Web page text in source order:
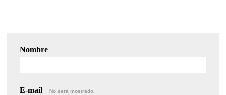
Nombre
E-mail No será mostrado.